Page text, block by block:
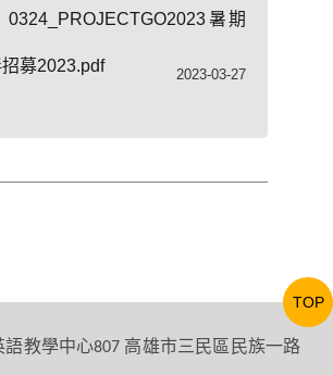
0324_PROJECTGO2023暑期
募2023.pdf 2023-03-27
語教學中心807 高雄市三民區民族一路
TOP